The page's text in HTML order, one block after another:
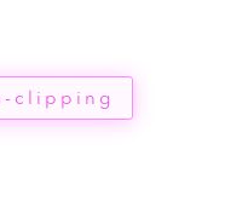
clipping